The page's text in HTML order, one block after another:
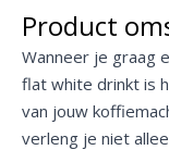
Product
Wanneer je graag
flat white drinkt is
van jouw
verleng je niet